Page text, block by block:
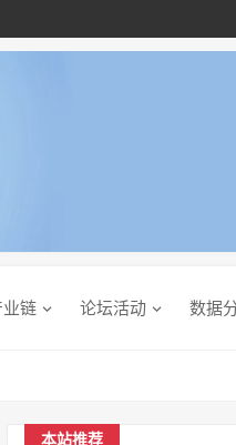
业链 论坛活动 数据
本站推荐